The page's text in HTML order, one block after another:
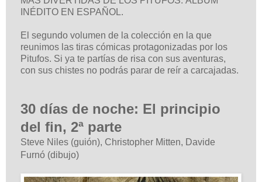
INÉDITO EN ESPAÑOL.
El segundo volumen de la colección en la que
reunimos las tiras cómicas protagonizadas por los
Pitufos. Si ya te partías de risa con sus aventuras,
con sus chistes no podrás parar de reír a carcajadas.
30 días de noche: El principio
del fin, 2ª parte
Steve Niles (guión), Christopher Mitten, Davide
Furnó (dibujo)